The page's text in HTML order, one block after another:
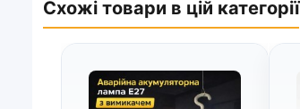
Схожі товари в цій категорії